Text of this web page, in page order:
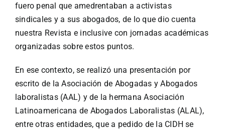
fuero penal que amedrentaban a activistas
sindicales y a sus abogados, de lo que dio cuenta
nuestra Revista e inclusive con jornadas académicas
organizadas sobre estos puntos.
En ese contexto, se realizó una presentación por
escrito de la Asociación de Abogadas y Abogados
laboralistas (AAL) y de la hermana Asociación
Latinoamericana de Abogados Laboralistas (ALAL),
entre otras entidades, que a pedido de la CIDH se